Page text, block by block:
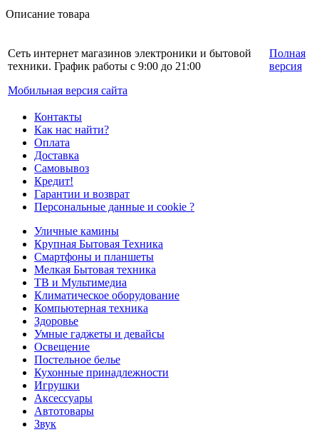
Описание товара
Сеть интернет магазинов электроники и бытовой
техники. График работы с 9:00 до 21:00
Мобильная версия сайта
Полная
версия
Контакты
Как нас найти?
Оплата
Доставка
Самовывоз
Кредит!
Гарантии и возврат
Персональные данные и cookie ?
Уличные камины
Крупная Бытовая Техника
Смартфоны и планшеты
Мелкая Бытовая техника
ТВ и Мультимедиа
Климатическое оборудование
Компьютерная техника
Здоровье
Умные гаджеты и девайсы
Освещение
Постельное белье
Кухонные принадлежности
Игрушки
Аксессуары
Автотовары
Звук